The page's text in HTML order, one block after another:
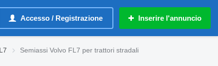
Accesso / Registrazione Inserire l'annuncio
Semiassi Volvo FL7 per trattori stradali